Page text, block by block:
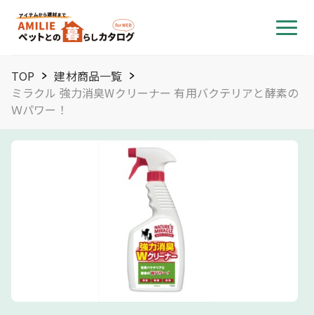
TOP
建材商品一覧
ミラクル 強力消臭Wクリーナー 有用バクテリアと酵素の
Ｗパワー！